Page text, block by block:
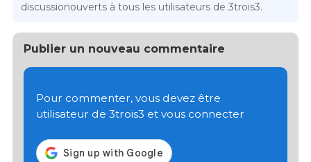
discussionouverts à tous les utilisateurs de 3trois3.
Publier un nouveau commentaire
Pour commenter, vous devez être
utilisateur de 3trois3 et vous connecter